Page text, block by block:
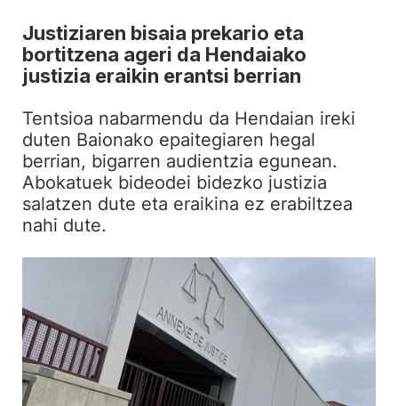
Justiziaren bisaia prekario eta
bortitzena ageri da Hendaiako
justizia eraikin erantsi berrian
Tentsioa nabarmendu da Hendaian ireki
duten Baionako epaitegiaren hegal
berrian, bigarren audientzia egunean.
Abokatuek bideodei bidezko justizia
salatzen dute eta eraikina ez erabiltzea
nahi dute.